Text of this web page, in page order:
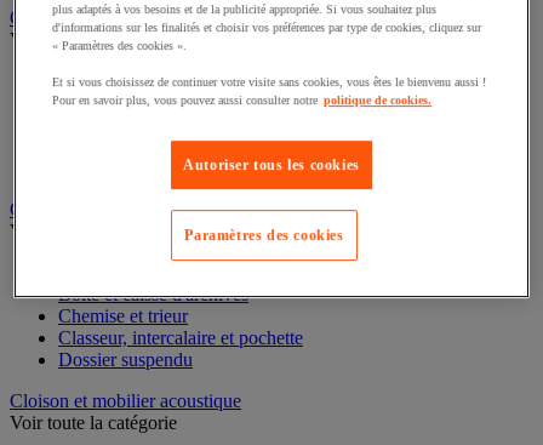
Chauffage, climatisation et traitement de l'air
Voir toute la catégorie
Chauffage
Climatiseur
Traitement de l'air
Classement et archivage
Voir toute la catégorie
Boîte et caisse d'archives
Chemise et trieur
Classeur, intercalaire et pochette
Dossier suspendu
Cloison et mobilier acoustique
Voir toute la catégorie
plus adaptés à vos besoins et de la publicité appropriée. Si vous souhaitez plus
d'informations sur les finalités et choisir vos préférences par type de cookies, cliquez sur
« Paramètres des cookies ».
Et si vous choisissez de continuer votre visite sans cookies, vous êtes le bienvenu aussi !
Pour en savoir plus, vous pouvez aussi consulter notre politique de cookies.
Autoriser tous les cookies
Paramètres des cookies